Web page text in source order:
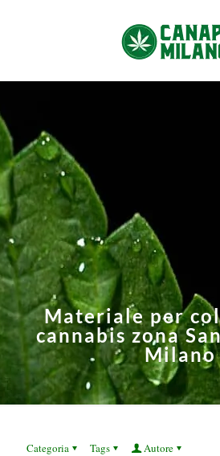
Materiale per
cannabis zona
Milano
Categoria Tags Autore